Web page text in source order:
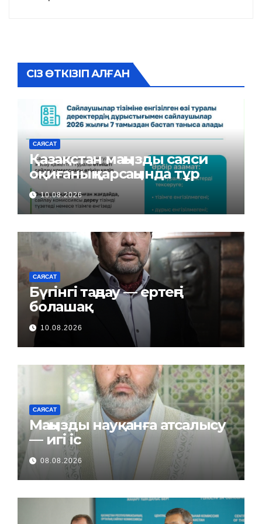
СІЗ ӨТКІЗІП АЛҒАН
САЯСАТ
Қазақстан маңызды саяси
оқиғаның қарсаңында тұр
10.08.2026
САЯСАТ
Бүгінгі таңдау — ертеңгі
болашақ
10.08.2026
САЯСАТ
Маңызды науқанға атсалысу
— игі іс
08.08.2026